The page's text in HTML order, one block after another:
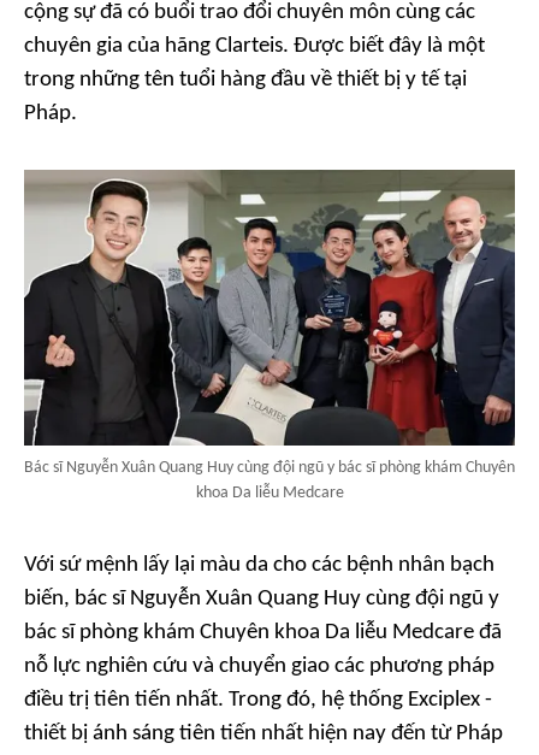
cộng sự đã có buổi trao đổi chuyên môn cùng các
chuyên gia của hãng Clarteis. Được biết đây là một
trong những tên tuổi hàng đầu về thiết bị y tế tại
Pháp.
Bác sĩ Nguyễn Xuân Quang Huy cùng đội ngũ y bác sĩ phòng khám Chuyên
khoa Da liễu Medcare
Với sứ mệnh lấy lại màu da cho các bệnh nhân bạch
biến, bác sĩ Nguyễn Xuân Quang Huy cùng đội ngũ y
bác sĩ phòng khám Chuyên khoa Da liễu Medcare đã
nỗ lực nghiên cứu và chuyển giao các phương pháp
điều trị tiên tiến nhất. Trong đó, hệ thống Exciplex -
thiết bị ánh sáng tiên tiến nhất hiện nay đến từ Pháp